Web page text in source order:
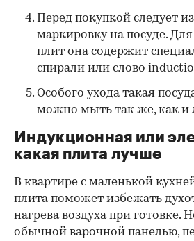
Перед покупкой следует
маркировку на посуде.
плит она содержит
спирали или слово
Особого ухода такая
можно мыть так же, как и
Индукционная или
какая плита лучше
В квартире с маленькой
плита поможет избежать
нагрева воздуха при готовке.
обычной варочной панелью,